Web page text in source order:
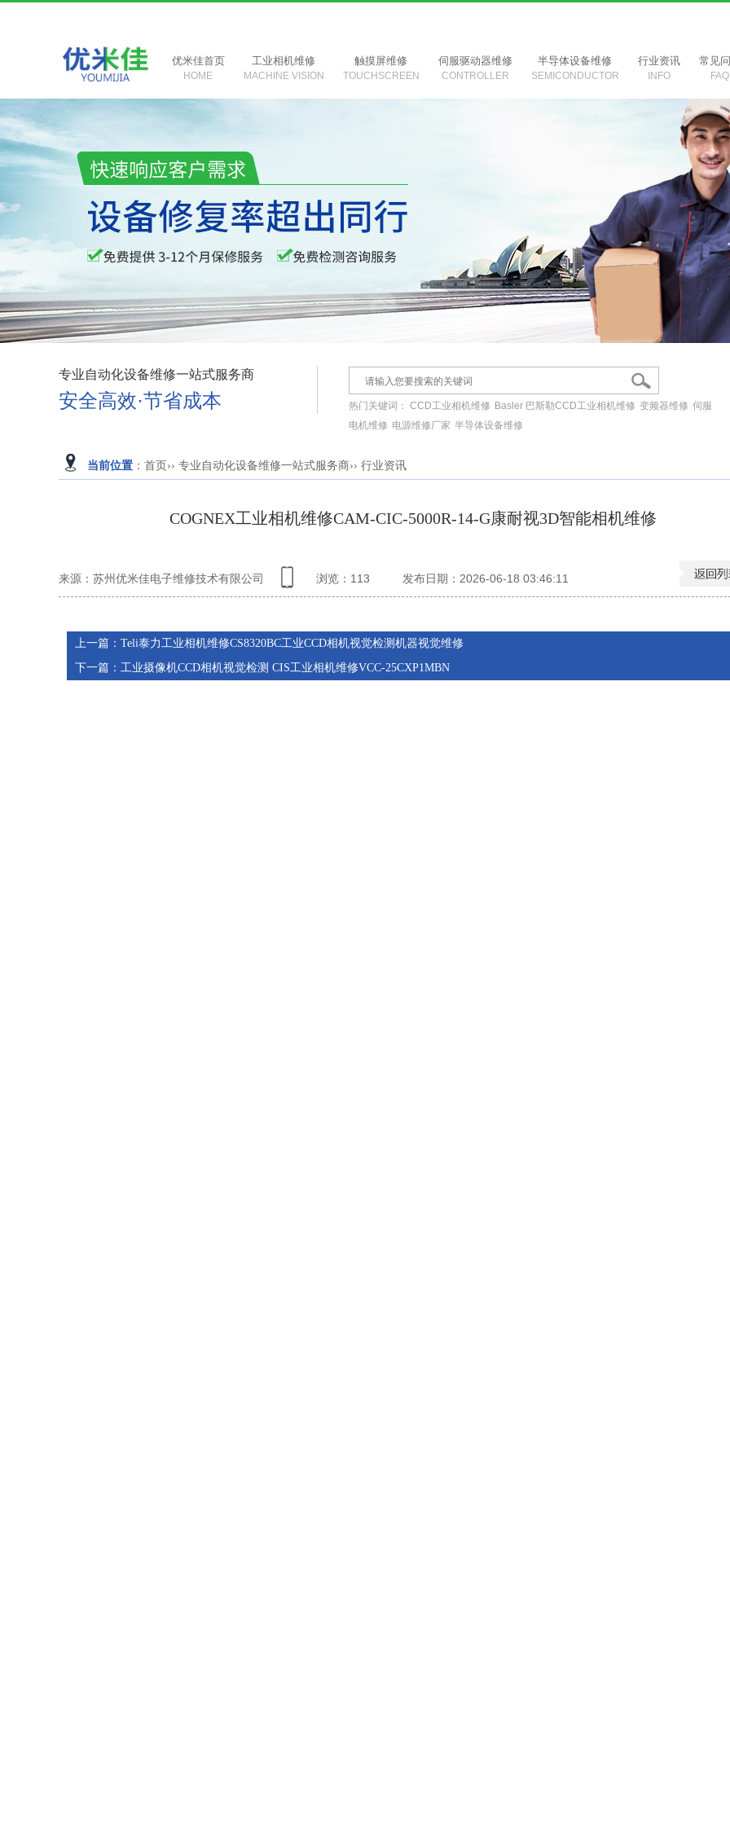
优米佳首页
HOME
工业相机维修
MACHINE VISION
触摸屏维修
TOUCHSCREEN
伺服驱动器维修
CONTROLLER
半导体设备维修
SEMICONDUCTOR
行业资讯
INFO
常见
FAQ
专业自动化设备维修一站式服务商
安全高效·节省成本 热门关键词： CCD工业相机维修 Basler 巴斯勒CCD工业相机维修 变频器维修 伺服
电机维修 电源维修厂家 半导体设备维修
当前位置 ： 首页 ›› 专业自动化设备维修一站式服务商›› 行业资讯
COGNEX工业相机维修CAM-CIC-5000R-14-G康耐视3D智能相机维修
来源：苏州优米佳电子维修技术有限公司 浏览： 113 发布日期：2026-06-18 03:46:11
上一篇： Teli泰力工业相机维修CS8320BC工业CCD相机视觉检测机器视觉维修
下一篇： 工业摄像机CCD相机视觉检测 CIS工业相机维修VCC-25CXP1MBN